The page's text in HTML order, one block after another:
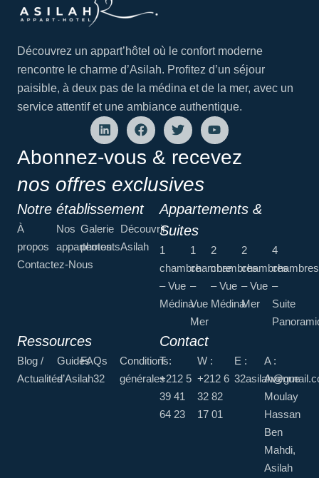
Découvrez un appart’hôtel où le confort moderne
rencontre le charme d’Asilah. Profitez d’un séjour
paisible, à deux pas de la médina et de la mer, avec un
service attentif et une ambiance authentique.
Abonnez-vous & recevez
nos offres exclusives
Notre établissement
À
propos
Nos
appartements
Galerie
photos
Découvrir
Asilah
Contactez-Nous
Appartements &
Suites
1
chambre
– Vue
Médina
1
chambre
–
Vue
Mer
2
chambres
– Vue
Médina
2
chambres
– Vue
Mer
4
chambres
–
Suite
Ressources
Blog /
Actualités
Guides
d’Asilah32
FAQs
Conditions
générales
Contact
T :
+212 5
39 41
64 23
W :
+212 6
32 82
17 01
E :
A :
Avenue
Moulay
Hassan
Ben
Mahdi,
Asilah